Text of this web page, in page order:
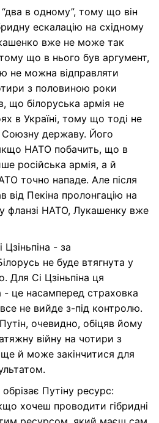
в одному”, тому що він
ескалацію на східному
вже не може так
що в нього був аргумент,
не можна відправляти
з половиною роки
що білоруська армія не
в Україні, тому що тоді не
державу. Його
НАТО побачить, що в
російська армія, а й
точно нападе. Але після
від Пекіна пролонгацію на
фланзі НАТО, Лукашенку вже
Цзіньпіна - за
не буде втягнута у
Для Сі Цзіньпіна ця
це насамперед страховка
не вийде з-під контролю.
очевидно, обіцяв йому
війну на чотири з
й може закінчитися для
Путіну ресурс:
хочеш проводити гібридні